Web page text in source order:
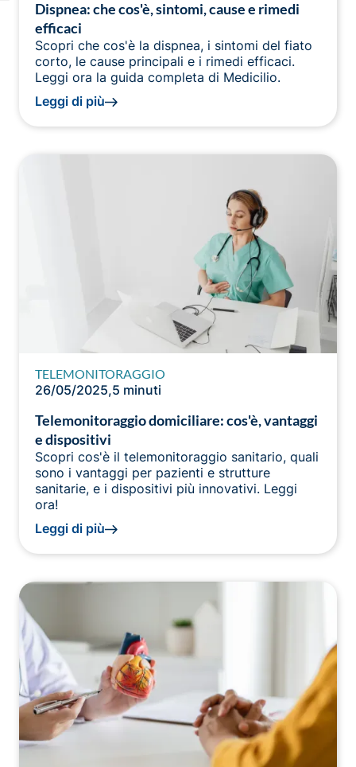
Dispnea: che cos'è, sintomi, cause e rimedi
efficaci
Scopri che cos'è la dispnea, i sintomi del fiato
corto, le cause principali e i rimedi efficaci.
Leggi ora la guida completa di Medicilio.
Leggi di più
TELEMONITORAGGIO
26/05/2025,5 minuti
Telemonitoraggio domiciliare: cos'è, vantaggi
e dispositivi
Scopri cos'è il telemonitoraggio sanitario, quali
sono i vantaggi per pazienti e strutture
sanitarie, e i dispositivi più innovativi. Leggi
ora!
Leggi di più